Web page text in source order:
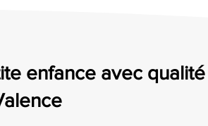
enfance avec